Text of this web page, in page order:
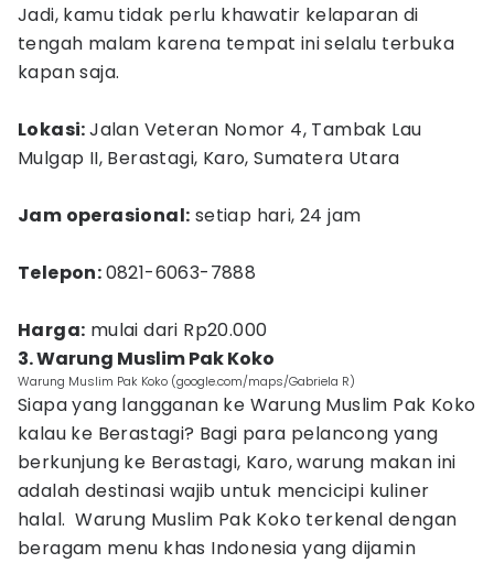
Jadi, kamu tidak perlu khawatir kelaparan di
tengah malam karena tempat ini selalu terbuka
kapan saja.
Lokasi:Jalan Veteran Nomor 4, Tambak Lau
Mulgap II, Berastagi, Karo, Sumatera Utara
Jam operasional: setiap hari, 24 jam
Telepon:0821-6063-7888
Harga: mulai dari Rp20.000
3. Warung Muslim Pak Koko
Warung Muslim Pak Koko (google.com/maps/Gabriela R)
Siapa yang langganan ke Warung Muslim Pak Koko
kalau ke Berastagi? Bagi para pelancong yang
berkunjung ke Berastagi, Karo, warung makan ini
adalah destinasi wajib untuk mencicipi kuliner
halal. Warung Muslim Pak Koko terkenal dengan
beragam menu khas Indonesia yang dijamin